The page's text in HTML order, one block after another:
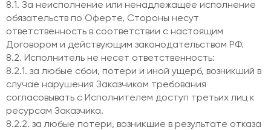
8.1. За неисполнение или ненадлежащее исполнение
обязательств по Оферте, Стороны несут
ответственность в соответствии с настоящим
Договором и действующим законодательством РФ.
8.2. Исполнитель не несет ответственность:
8.2.1. за любые сбои, потери и иной ущерб, возникший в
случае нарушения Заказчиком требования
согласовывать с Исполнителем доступ третьих лиц к
ресурсам Заказчика.
8.2.2. за любые потери, возникшие в результате отказа